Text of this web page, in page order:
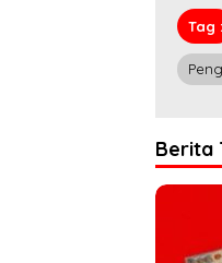
Tag :
Berita